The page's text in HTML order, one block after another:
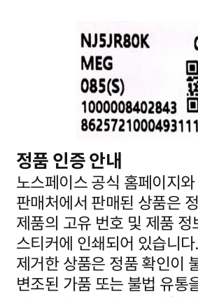
정품 인증 안내
노스페이스 공식 홈페이지
판매처에서 판매된 상품은
제품의 고유 번호 및 제품 정
스티커에 인쇄되어 있습니
제거한 상품은 정품 확인이
변조된 가품 또는 불법 유통